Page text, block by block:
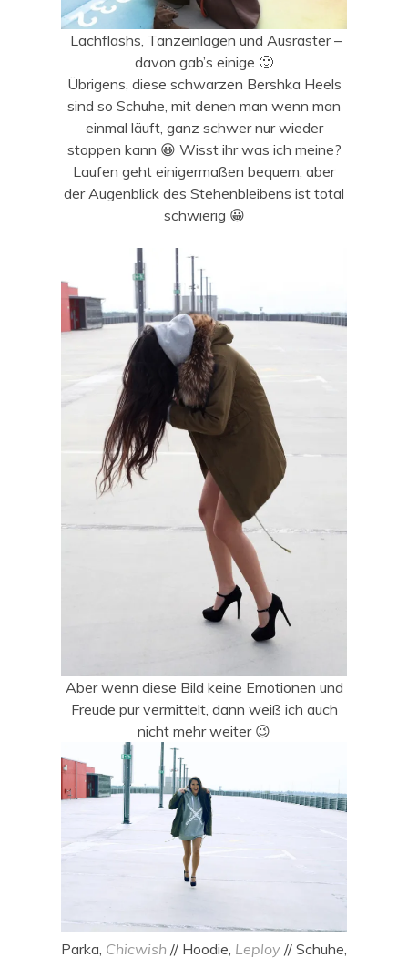
Lachflashs, Tanzeinlagen und Ausraster –
davon gab’s einige 🙂
Übrigens, diese schwarzen Bershka Heels
sind so Schuhe, mit denen man wenn man
einmal läuft, ganz schwer nur wieder
stoppen kann 😀 Wisst ihr was ich meine?
Laufen geht einigermaßen bequem, aber
der Augenblick des Stehenbleibens ist total
schwierig 😀
Aber wenn diese Bild keine Emotionen und
Freude pur vermittelt, dann weiß ich auch
nicht mehr weiter 😉
Parka, Chicwish // Hoodie, Leploy // Schuhe,